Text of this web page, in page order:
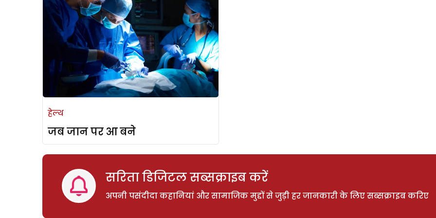
हेल्थ
जब जान पर आ बने
सरिता डिजिटल सब्सक्राइब करें
अपनी पसंदीदा कहानियां और सामाजिक मुद्दों से जुड़ी हर जानकारी के लिए सब्सक्राइब करिए